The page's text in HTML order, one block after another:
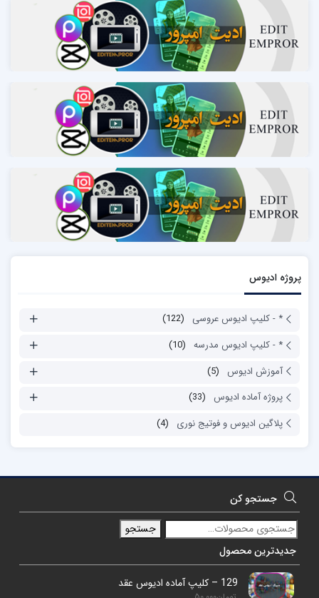
پروژه ادیوس
* - کلیپ ادیوس عروسی
(122)
* - کلیپ ادیوس مدرسه (10)
آموزش ادیوس
(5)
پروژه آماده ادیوس
(33)
پلاگین ادیوس و فوتیج نوری
(4)
جستجو کن
جستجو
جدیدترین محصول
129 – کلیپ آماده ادیوس عقد